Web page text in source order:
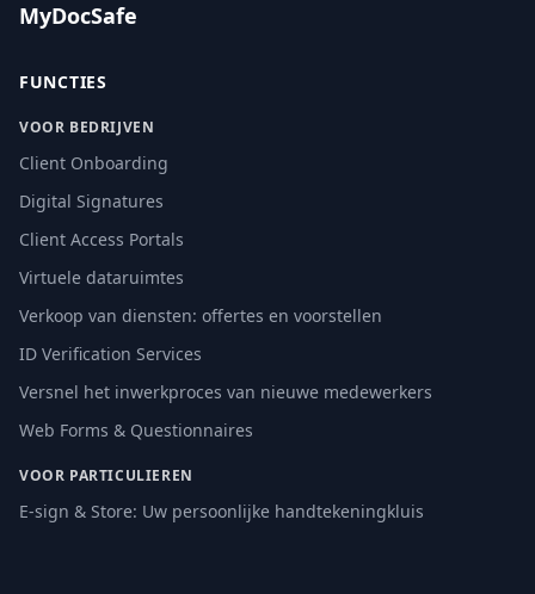
MyDocSafe
FUNCTIES
VOOR BEDRIJVEN
Client Onboarding
Digital Signatures
Client Access Portals
Virtuele dataruimtes
Verkoop van diensten: offertes en voorstellen
ID Verification Services
Versnel het inwerkproces van nieuwe medewerkers
Web Forms & Questionnaires
VOOR PARTICULIEREN
E-sign & Store: Uw persoonlijke handtekeningkluis